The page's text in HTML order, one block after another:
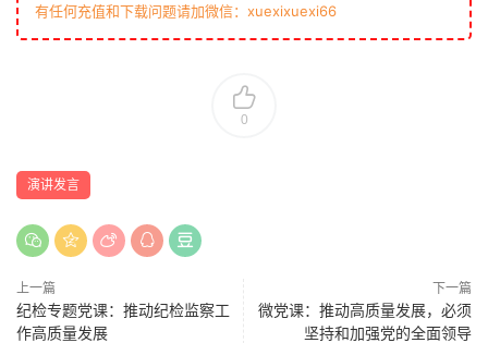
有任何充值和下载问题请加微信：xuexixuexi66
0
演讲发言
上一篇
纪检专题党课：推动纪检监察工
作高质量发展
下一篇
微党课：推动高质量发展，必须
坚持和加强党的全面领导